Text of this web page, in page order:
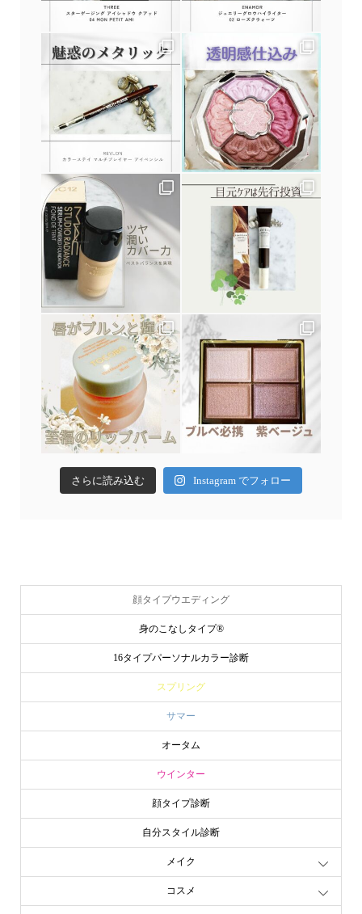
さらに読み込む Instagram でフォロー
顔タイプウエディング
身のこなしタイプ®
16タイプパーソナルカラー診断
スプリング
サマー
オータム
ウインター
顔タイプ診断
自分スタイル診断
メイク
コスメ